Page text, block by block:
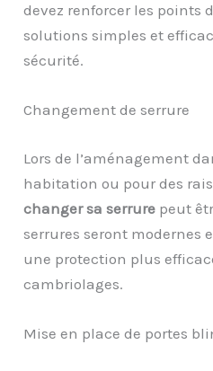
devez renforcer les points
solutions simples et
sécurité.
Changement de serrure
Lors de l’aménagement
habitation ou pour des
changer sa serrure peut
serrures seront modernes
une protection plus
cambriolages.
Mise en place de portes